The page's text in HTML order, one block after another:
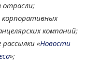
отрасли;
корпоративных
компаний;
«Новости
»;